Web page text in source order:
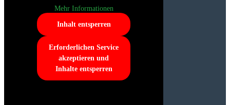
Mehr Informationen
Inhalt entsperren
Erforderlichen Service
akzeptieren und
Inhalte entsperren